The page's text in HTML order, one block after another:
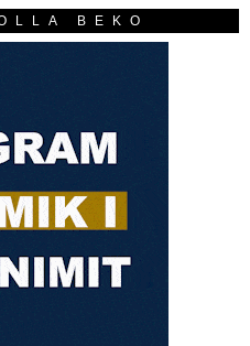
BEKO